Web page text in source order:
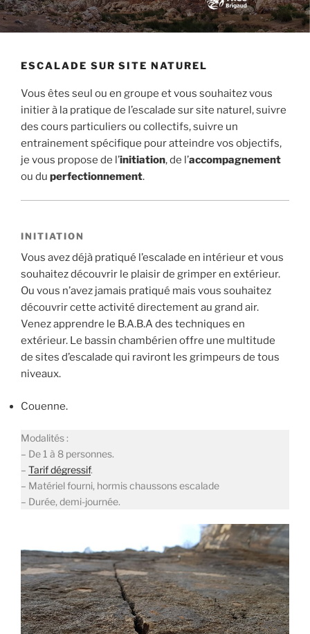
ESCALADE SUR SITE NATUREL
Vous êtes seul ou en groupe et vous souhaitez vous
initier à la pratique de l’escalade sur site naturel, suivre
des cours particuliers ou collectifs, suivre un
entrainement spécifique pour atteindre vos objectifs,
je vous propose de l’initiation, de l’accompagnement
ou du perfectionnement.
INITIATION
Vous avez déjà pratiqué l’escalade en intérieur et vous
souhaitez découvrir le plaisir de grimper en extérieur.
Ou vous n’avez jamais pratiqué mais vous souhaitez
découvrir cette activité directement au grand air.
Venez apprendre le B.A.B.A des techniques en
extérieur. Le bassin chambérien offre une multitude
de sites d’escalade qui raviront les grimpeurs de tous
niveaux.
Couenne.
Modalités :
– De 1 à 8 personnes.
– Tarif dégressif.
– Matériel fourni, hormis chaussons escalade
– Durée, demi-journée.